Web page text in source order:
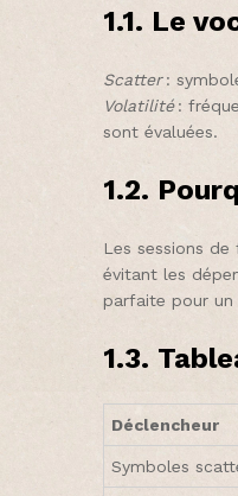
1.1. Le
Scatter:
Volatilité:
sont évaluées.
1.2.
Les sessions
évitant les
parfaite pour un
1.3.
Déclencheur
Symboles